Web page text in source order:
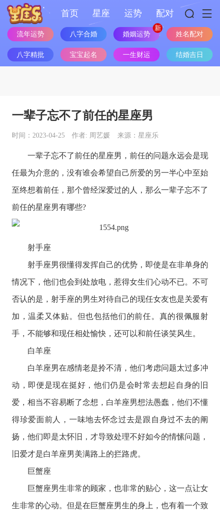
首页 星座 运势 配对
流年运势 八字合婚 婚姻运势 姓名配对
八字精批 宝宝起名 一生财运 结婚吉日
一辈子忘不了前任的星座男
时间：2023-04-25 作者: 周艺媛 来源：星座乐
一辈子忘不了前任的星座男，前任的问题永远会是现
任最为介意的，没有谁会希望自己所爱的另一半心中至始
至终想着前任，那个曾经深爱过的人，那么一辈子忘不了
前任的星座男有哪些?
射手座
射手座男很懂得发挥自己的优势，即使是在非单身的
情况下，他们也会到处放电，惹得女生们心动不已。不可
否认的是，射手座的男生对待自己的现任女友也是关爱有
加，温柔又体贴。但也包括他们的前任。真的很佩服射
手，不能够和现任相处愉快，还可以和前任谈笑风生。
白羊座
白羊座男在感情老是拎不清，他们考虑问题太过多冲
动，即便是现在挺好，他们仍是会时常去想起自身的旧
爱，相当不容易断了念想，白羊座男想法愚蠢，他们不懂
得珍爱面前人，一味地去怀念过去是跟自身过不去的阐
扬，他们即是太怀旧，才导致处理不好如今的情愫问题，
旧爱才是白羊座男美满路上的拦路虎。
巨蟹座
巨蟹座男生非常的顾家，也非常的贴心，这一点让女
生非常的心动。但是在巨蟹座男生的身上，也有着一个致